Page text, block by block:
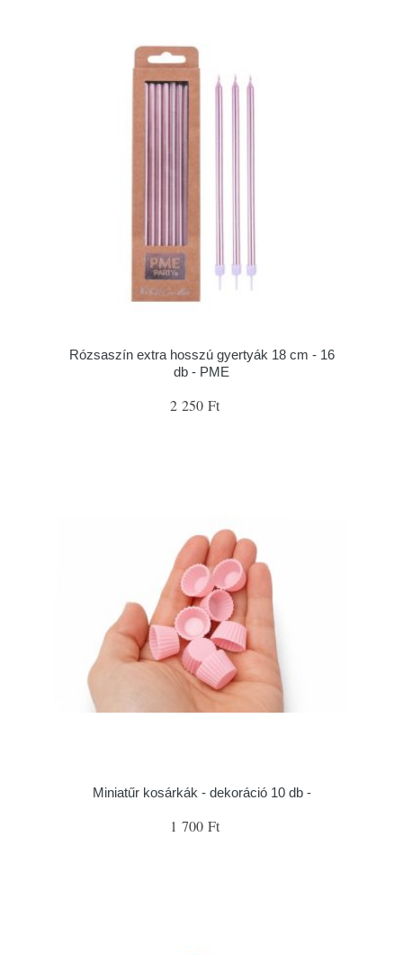
Rózsaszín extra hosszú gyertyák 18 cm - 16
db - PME
2 250 Ft
Miniatűr kosárkák - dekoráció 10 db -
1 700 Ft